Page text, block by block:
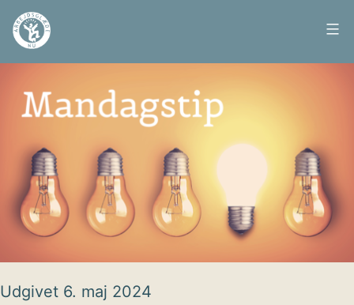
Fortsæt
Arbejdsglæde
Udgivet 6. maj 2024